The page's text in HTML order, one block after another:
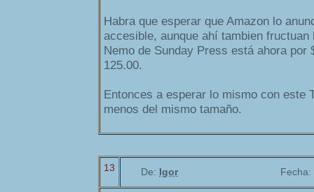
Habra que esperar que Amazon lo
accesible, aunque ahí tambien
Nemo de Sunday Press está ahora por
125.00.
Entonces a esperar lo mismo con este
menos del mismo tamaño.
13 De: Igor Fecha: